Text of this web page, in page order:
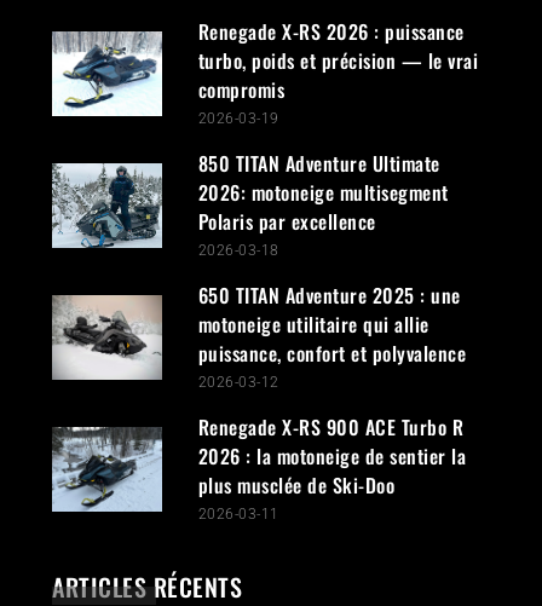
Renegade X-RS 2026 : puissance
turbo, poids et précision — le vrai
compromis
2026-03-19
850 TITAN Adventure Ultimate
2026: motoneige multisegment
Polaris par excellence
2026-03-18
650 TITAN Adventure 2025 : une
motoneige utilitaire qui allie
puissance, confort et polyvalence
2026-03-12
Renegade X-RS 900 ACE Turbo R
2026 : la motoneige de sentier la
plus musclée de Ski-Doo
2026-03-11
ARTICLES RÉCENTS